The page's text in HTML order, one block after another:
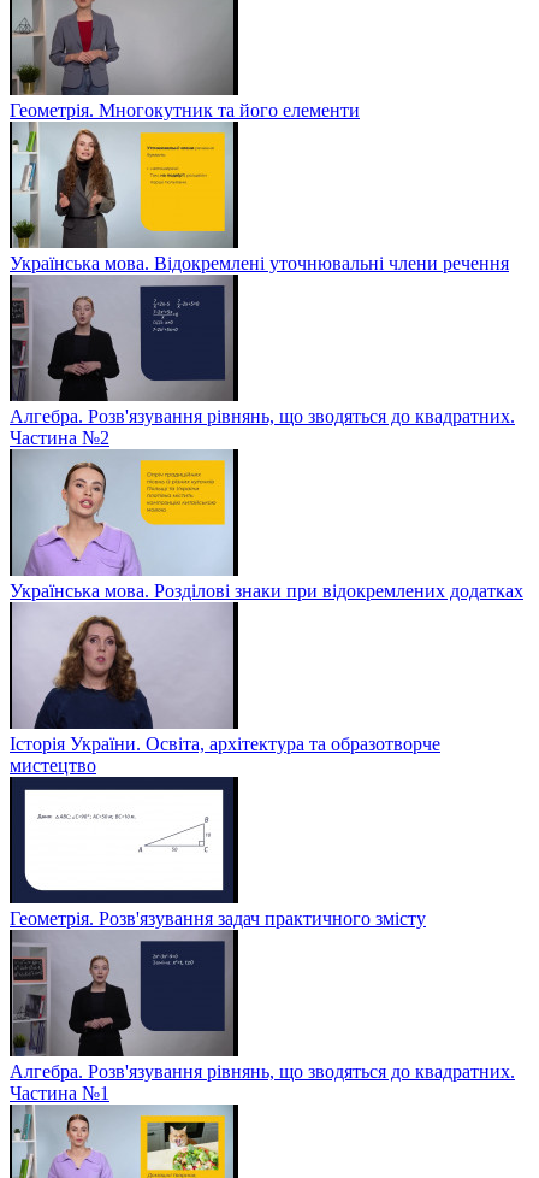
Геометрія. Многокутник та його елементи
Українська мова. Відокремлені уточнювальні члени речення
Алгебра. Розв'язування рівнянь, що зводяться до квадратних.
Частина №2
Українська мова. Розділові знаки при відокремлених додатках
Історія України. Освіта, архітектура та образотворче
мистецтво
Геометрія. Розв'язування задач практичного змісту
Алгебра. Розв'язування рівнянь, що зводяться до квадратних.
Частина №1